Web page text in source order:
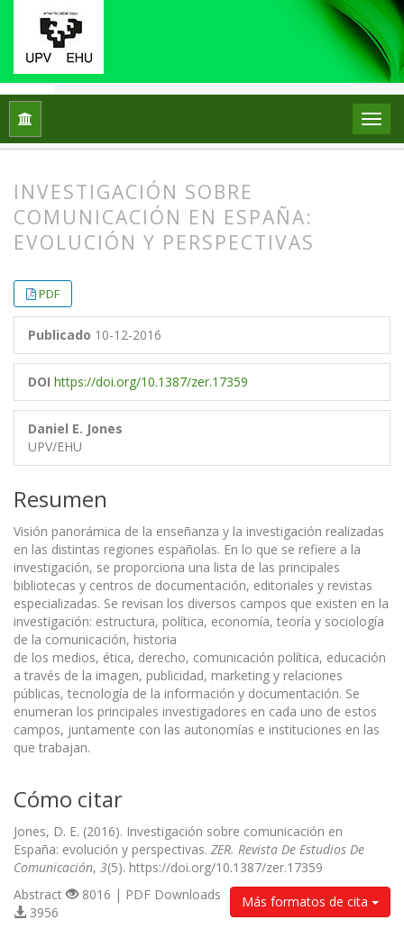
Inicio
INVESTIGACIÓN SOBRE
COMUNICACIÓN EN ESPAÑA:
EVOLUCIÓN Y PERSPECTIVAS
PDF
Publicado 10-12-2016
DOI https://doi.org/10.1387/zer.17359
Daniel E. Jones
UPV/EHU
Resumen
Visión panorámica de la enseñanza y la investigación realizadas
en las distintas regiones españolas. En lo que se refiere a la
investigación, se proporciona una lista de las principales
bibliotecas y centros de documentación, editoriales y revistas
especializadas. Se revisan los diversos campos que existen en la
investigación: estructura, política, economía, teoría y sociología
de la comunicación, historia
de los medios, ética, derecho, comunicación política, educación
a través de la imagen, publicidad, marketing y relaciones
públicas, tecnología de la información y documentación. Se
enumeran los principales investigadores en cada uno de estos
campos, juntamente con las autonomías e instituciones en las
que trabajan.
Cómo citar
Jones, D. E. (2016). Investigación sobre comunicación en
España: evolución y perspectivas. ZER. Revista De Estudios De
Comunicación, 3(5). https://doi.org/10.1387/zer.17359
Más formatos de cita
Abstract
8016 | PDF Downloads
3956